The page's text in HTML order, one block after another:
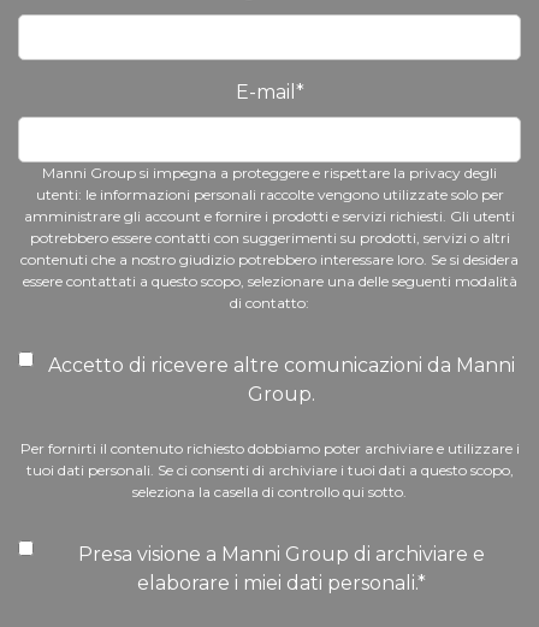
E-mail *
Manni Group si impegna a proteggere e rispettare la privacy degli
utenti: le informazioni personali raccolte vengono utilizzate solo per
amministrare gli account e fornire i prodotti e servizi richiesti. Gli utenti
potrebbero essere contatti con suggerimenti su prodotti, servizi o altri
contenuti che a nostro giudizio potrebbero interessare loro. Se si desidera
essere contattati a questo scopo, selezionare una delle seguenti modalità
di contatto:
Accetto di ricevere altre comunicazioni da Manni
Group.
Per fornirti il contenuto richiesto dobbiamo poter archiviare e utilizzare i
tuoi dati personali. Se ci consenti di archiviare i tuoi dati a questo scopo,
seleziona la casella di controllo qui sotto.
Presa visione a Manni Group di archiviare e
elaborare i miei dati personali.*